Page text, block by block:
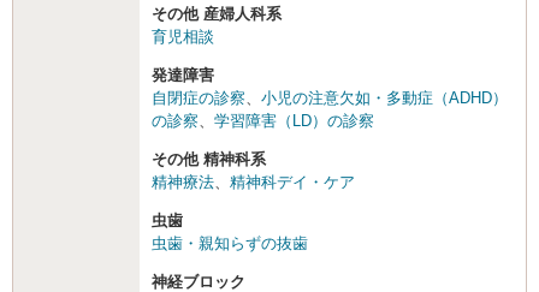
その他 産婦人科系
育児相談
発達障害
自閉症の診察
小児の注意欠如・多動症（ADHD）
の診察
学習障害（LD）の診察
その他 精神科系
精神療法
精神科デイ・ケア
虫歯
虫歯・親知らずの抜歯
神経ブロック